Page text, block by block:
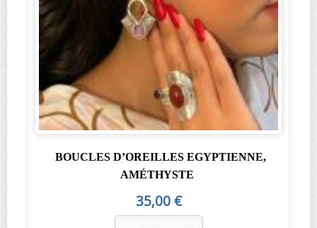
BOUCLES D’OREILLES EGYPTIENNE,
AMÉTHYSTE
35,00 €